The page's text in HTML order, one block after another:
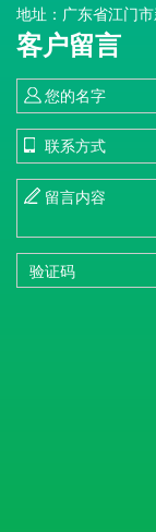
地址：广东省江门
客户留言